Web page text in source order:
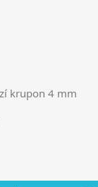
krupon 4 mm